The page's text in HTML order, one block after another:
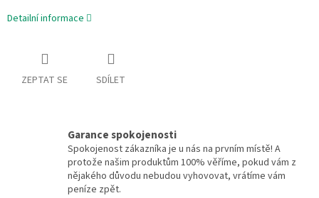
Detailní informace
ZEPTAT SE SDÍLET
Garance spokojenosti
Spokojenost zákazníka je u nás na prvním místě! A
protože našim produktům 100% věříme, pokud vám z
nějakého důvodu nebudou vyhovovat, vrátíme vám
peníze zpět.